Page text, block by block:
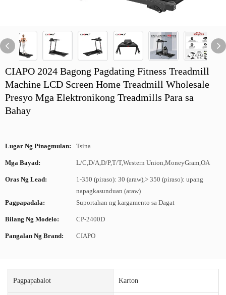
CIAPO 2024 Bagong Pagdating Fitness Treadmill
Machine LCD Screen Home Treadmill Wholesale
Presyo Mga Elektronikong Treadmills Para sa
Bahay
Lugar Ng Pinagmulan: Tsina
Mga Bayad: L/C,D/A,D/P,T/T,Western Union,MoneyGram,OA
Oras Ng Lead:
1-350 (piraso): 30 (araw),> 350 (piraso): upang
napagkasunduan (araw)
Pagpapadala:
Suportahan ng kargamento sa Dagat
Bilang Ng Modelo: CP-2400D
Pangalan Ng Brand: CIAPO
Pagpapabalot Karton